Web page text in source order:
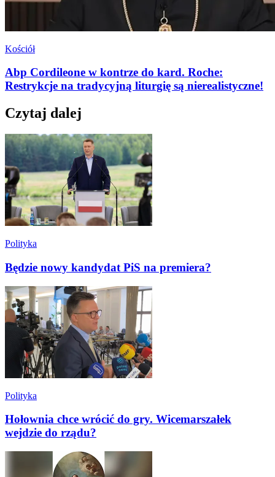
Kościół
Abp Cordileone w kontrze do kard. Roche:
Restrykcje na tradycyjną liturgię są nierealistyczne!
Czytaj dalej
Polityka
Będzie nowy kandydat PiS na premiera?
Polityka
Hołownia chce wrócić do gry. Wicemarszałek
wejdzie do rządu?